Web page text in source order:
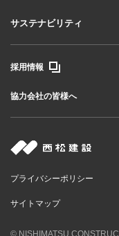
サステナビリティ
採用情報
協力会社の皆様へ
プライバシーポリシー
サイトマップ
© NISHIMATSU